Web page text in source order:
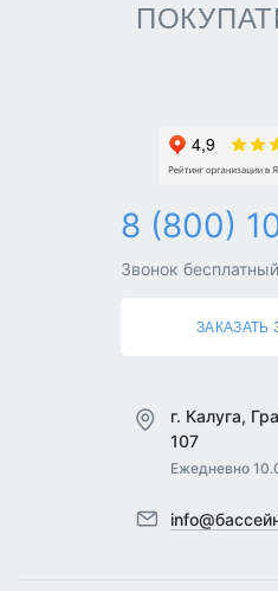
8 (800)
Звонок бесплатный
ЗАКАЗАТЬ
г. Калуга,
107
Ежедневно